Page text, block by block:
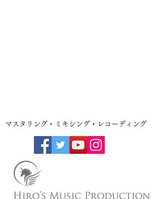
​マスタリング・ミキシング・レコーディング